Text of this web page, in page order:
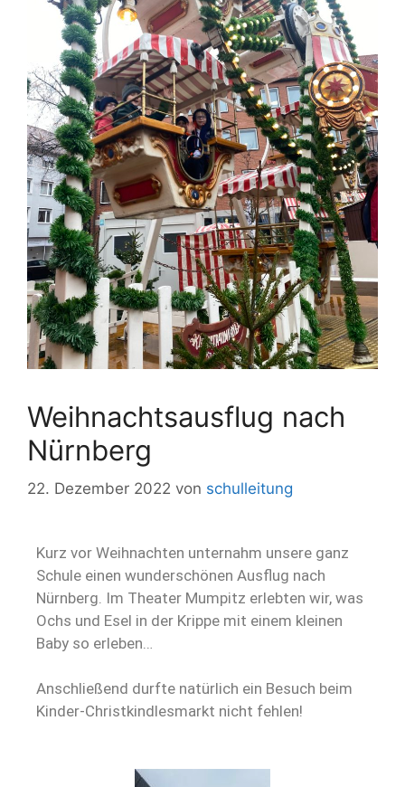
Weihnachtsausflug nach
Nürnberg
22. Dezember 2022 von schulleitung
Kurz vor Weihnachten unternahm unsere ganz
Schule einen wunderschönen Ausflug nach
Nürnberg. Im Theater Mumpitz erlebten wir, was
Ochs und Esel in der Krippe mit einem kleinen
Baby so erleben…
Anschließend durfte natürlich ein Besuch beim
Kinder-Christkindlesmarkt nicht fehlen!